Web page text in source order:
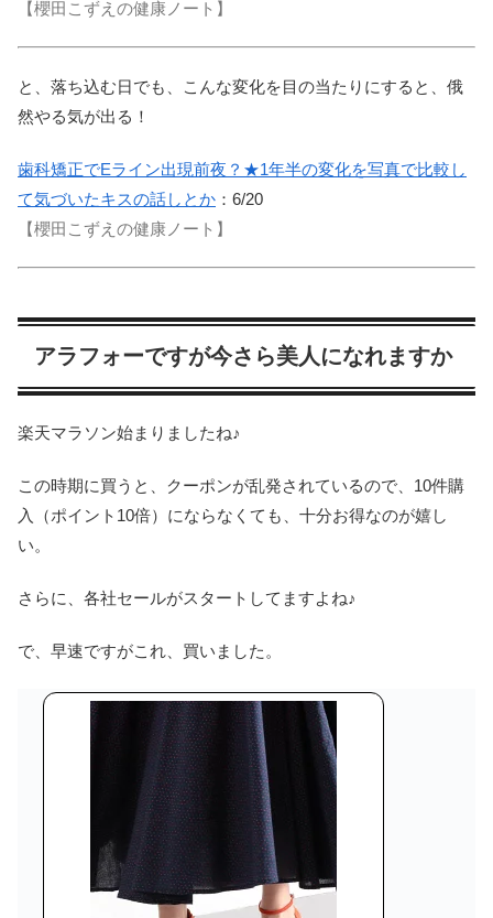
【櫻田こずえの健康ノート】
と、落ち込む日でも、こんな変化を目の当たりにすると、俄
然やる気が出る！
歯科矯正でEライン出現前夜？★1年半の変化を写真で比較し
て気づいたキスの話しとか ：6/20
【櫻田こずえの健康ノート】
アラフォーですが今さら美人になれますか
楽天マラソン始まりましたね♪
この時期に買うと、クーポンが乱発されているので、10件購
入（ポイント10倍）にならなくても、十分お得なのが嬉し
い。
さらに、各社セールがスタートしてますよね♪
で、早速ですがこれ、買いました。